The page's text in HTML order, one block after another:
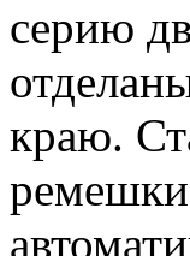
серию
краю.